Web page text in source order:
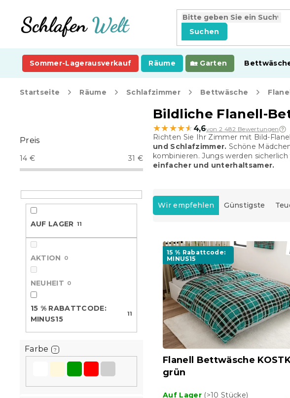
springen
Suchen
Sommer-Lagerausverkauf Räume Garten
Startseite Räume Schlafzimmer Bettwäsche
t
e
n
e
i
Preis
14 € 31 €
AUF LAGER 11
AKTION 0
NEUHEIT 0
15 % RABATTCODE:
MINUS15
11
Farbe ?
Bildliche Flanell-
★★★★★
★★★★★ 4,6von 2 482 Bewertungen
Richten Sie Ihr Zimmer mit Bild-
und Schlafzimmer. Schöne
kombinieren. Jungs werden
einfacher und unterhaltsamer.
P
o
Wir empfehlen Günstigste
15 % Rabattcode:
MINUS15
Flanell Bettwäsche
grün
Auf Lager (>10 Stücke)